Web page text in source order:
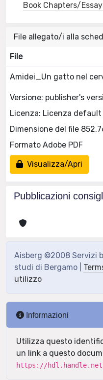
Book Chapters/
File allegato/i alla
File
Amidei_Un gatto nel
Versione: publisher's
Licenza: Licenza default
Dimensione del file
Formato Adobe PDF
Visualizza/Apri
Pubblicazioni
Aisberg ©2008 Servizi
studi di Bergamo |
utilizzo
Informazioni
Utilizza questo
un link a questo
https://hdl.handle.net/